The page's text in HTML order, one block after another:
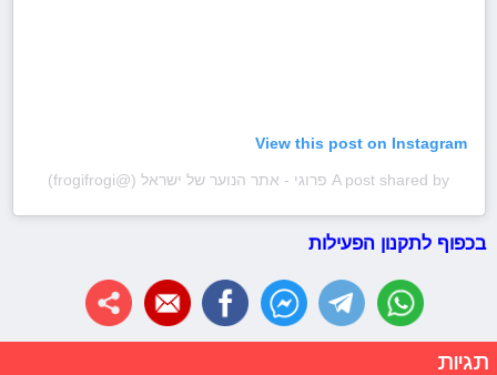
View this post on Instagram
A post shared by פרוגי - אתר הנוער של ישראל (@frogifrogi)
בכפוף לתקנון הפעילות
תגיות